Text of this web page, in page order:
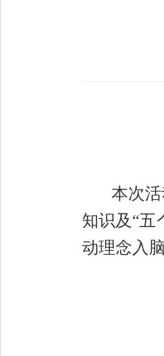
本次
知识及“
动理念入